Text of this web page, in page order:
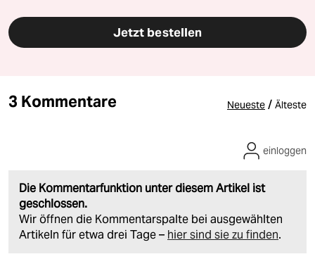
Jetzt bestellen
3 Kommentare Neueste / Älteste
Die Kommentarfunktion unter diesem Artikel ist
geschlossen.
Wir öffnen die Kommentarspalte bei ausgewählten
Artikeln für etwa drei Tage – hier sind sie zu finden.
einloggen